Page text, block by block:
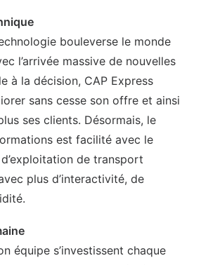
bouleverse le monde
l’arrivée massive de nouvelles
à la décision, CAP Express
sans cesse son offre et ainsi
ses clients. Désormais, le
est facilité avec le
de transport
plus d’interactivité, de
équipe s’investissent chaque